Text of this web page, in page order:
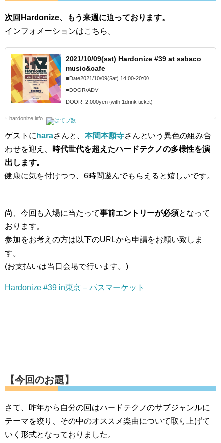
次回Hardonize、もう来週に迫っております。
インフォメーションはこちら。
2021/10/09(sat) Hardonize #39 at sabaco
music&cafe
■Date2021/10/09(Sat) 14:00-20:00
■DOOR/ADV
DOOR: 2,000yen (with 1drink ticket)
hardonize.info
ゲストに haraさんと、 本間本願寺さんという異色の組み合
わせを迎え、
時代世代を超えたハードテクノの多様性を演
出します。
健康に気を付けつつ、6時間遊んでもらえると嬉しいです。
尚、今回も入場に当たって事前エントリーが必須となって
おります。
参加をお考えの方は以下のURLから申請をお願い致しま
す。
(お支払いは当日会場で行います。)
Hardonize #39 in東京 – パスマーケット
【今回のお題】
さて、昨年から自分の回はハードテクノのサブジャンルに
テーマを絞り、その中のオススメ楽曲について取り上げて
いく形式となっておりました。